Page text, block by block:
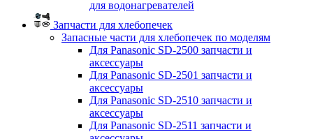
для водонагревателей
Запчасти для хлебопечек
Запасные части для хлебопечек по моделям
Для Panasonic SD-2500 запчасти и
аксессуары
Для Panasonic SD-2501 запчасти и
аксессуары
Для Panasonic SD-2510 запчасти и
аксессуары
Для Panasonic SD-2511 запчасти и